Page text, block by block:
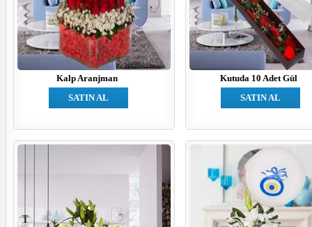
Kalp Aranjman
SATIN AL
Kutuda 10 Adet Gül
SATIN AL